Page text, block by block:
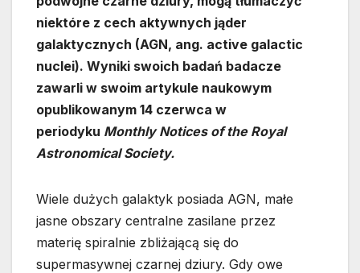
niektóre z cech aktywnych jąder
galaktycznych (AGN, ang. active galactic
nuclei). Wyniki swoich badań badacze
zawarli w swoim artykule naukowym
opublikowanym 14 czerwca w
periodyku Monthly Notices of the Royal
Astronomical Society.
Wiele dużych galaktyk posiada AGN, małe
jasne obszary centralne zasilane przez
materię spiralnie zbliżającą się do
supermasywnej czarnej dziury. Gdy owe